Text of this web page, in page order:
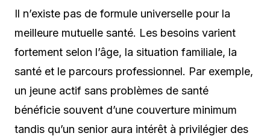
Il n’existe pas de formule universelle pour la
meilleure mutuelle santé. Les besoins varient
fortement selon l’âge, la situation familiale, la
santé et le parcours professionnel. Par exemple,
un jeune actif sans problèmes de santé
bénéficie souvent d’une couverture minimum
tandis qu’un senior aura intérêt à privilégier des